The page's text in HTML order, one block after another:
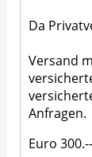
Da
Versand
Anfragen.
Euro 300.--